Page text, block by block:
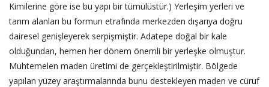
Kimilerine göre ise bu yapı bir tümülüstür.) Yerleşim yerleri ve
tarım alanları bu formun etrafında merkezden dışarıya doğru
dairesel genişleyerek serpişmiştir. Adatepe doğal bir kale
olduğundan, hemen her dönem önemli bir yerleşke olmuştur.
Muhtemelen maden üretimi de gerçekleştirilmiştir. Bölgede
yapılan yüzey araştırmalarında bunu destekleyen maden ve cüruf